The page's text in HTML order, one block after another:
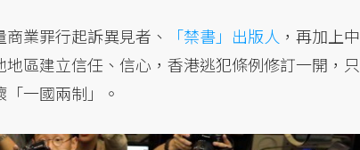
業罪行起訴異見者、 「禁書」出版人 ，再加上中
區建立信任、信心，香港逃犯條例修訂一開，只
一國兩制」。